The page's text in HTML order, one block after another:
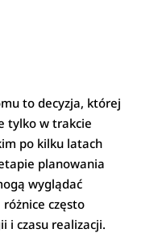
to decyzja, której
tylko w trakcie
po kilku latach
planowania
wyglądać
często
i czasu realizacji.